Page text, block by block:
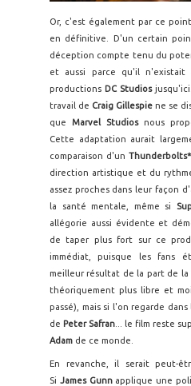
Or, c'est également par ce
en définitive. D'un certain
déception compte tenu du
et aussi parce qu'il n'existait
productions DC Studios
travail de Craig Gillespie ne se
que Marvel Studiosnous
Cette adaptation aurait
comparaison d'un Thunderbolts*
direction artistique et du
assez proches dans leur façon
la santé mentale, même si
allégorie aussi évidente et
de taper plus fort sur ce
immédiat, puisque les fans
meilleur résultat de la part de
théoriquement plus libre et
passé), mais si l'on regarde
de Peter Safran ... le film reste
Adam de ce monde.
En revanche, il serait peut-
Si James Gunnapplique une